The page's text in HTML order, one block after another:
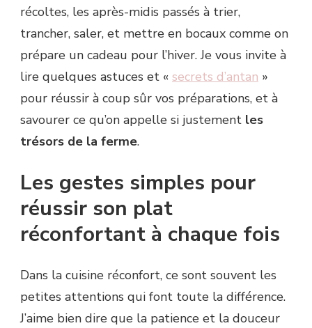
récoltes, les après-midis passés à trier,
trancher, saler, et mettre en bocaux comme on
prépare un cadeau pour l’hiver. Je vous invite à
lire quelques astuces et « secrets d’antan »
pour réussir à coup sûr vos préparations, et à
savourer ce qu’on appelle si justement les
trésors de la ferme.
Les gestes simples pour
réussir son plat
réconfortant à chaque fois
Dans la cuisine réconfort, ce sont souvent les
petites attentions qui font toute la différence.
J’aime bien dire que la patience et la douceur